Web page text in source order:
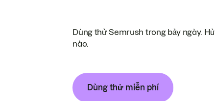
Dùng thử Semrush trong bảy ngày.
nào.
Dùng thử miễn phí